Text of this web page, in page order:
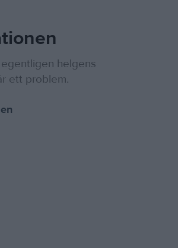
helgens
ett problem.